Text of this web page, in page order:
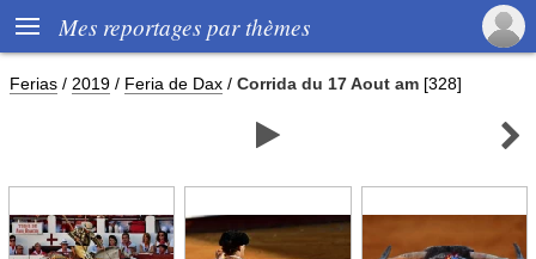
 Mes reportages par thèmes
Ferias / 2019 / Feria de Dax / Corrida du 17 Aout am [328]
 